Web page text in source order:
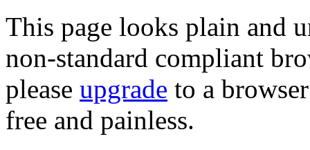
This page looks plain and
non-standard compliant
please upgrade to a
free and painless.